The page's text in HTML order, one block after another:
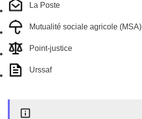
La Poste
Mutualité sociale agricole (MSA)
Point-justice
Urssaf